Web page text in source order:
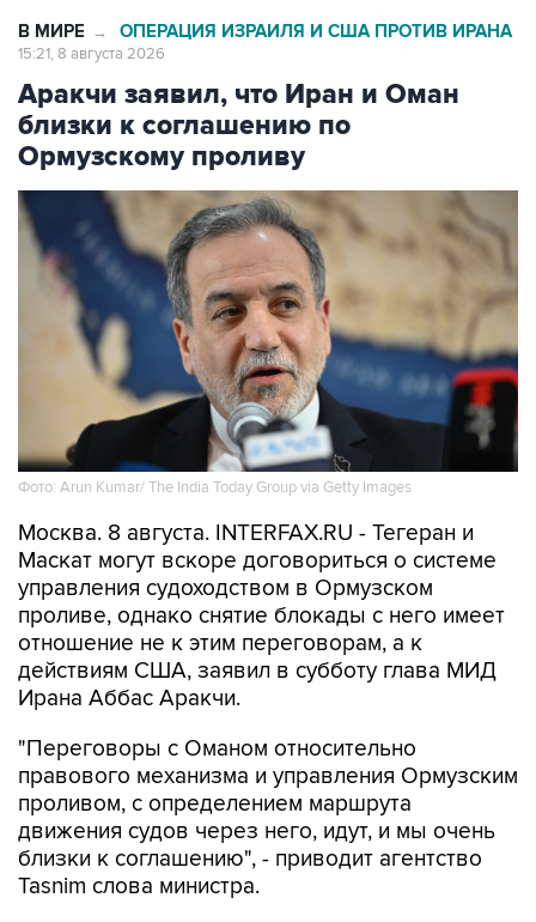
В МИРЕ → ОПЕРАЦИЯ ИЗРАИЛЯ И США ПРОТИВ ИРАНА
15:21, 8 августа 2026
Аракчи заявил, что Иран и Оман
близки к соглашению по
Ормузскому проливу
Фото: Arun Kumar/ The India Today Group via Getty Images
Москва. 8 августа. INTERFAX.RU - Тегеран и
Маскат могут вскоре договориться о системе
управления судоходством в Ормузском
проливе, однако снятие блокады с него имеет
отношение не к этим переговорам, а к
действиям США, заявил в субботу глава МИД
Ирана Аббас Аракчи.
"Переговоры с Оманом относительно
правового механизма и управления Ормузским
проливом, с определением маршрута
движения судов через него, идут, и мы очень
близки к соглашению", - приводит агентство
Tasnim слова министра.